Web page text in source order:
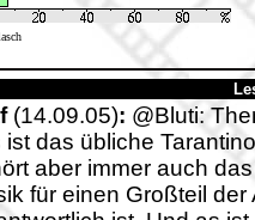
(14.09.05): @Bluti:
ist das übliche
aber immer auch
für einen Großteil